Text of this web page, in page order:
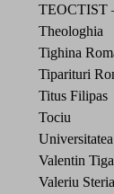
TEOCTIST
Theologhia
Tighina
Tiparituri
Titus Filipas
Tociu
Valentin
Valeriu